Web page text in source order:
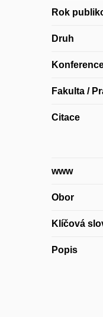
Rok
Druh
Fakulta /
Citace
www
Obor
Klíčová
Popis